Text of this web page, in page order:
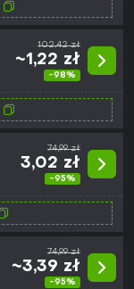
102,42 zł
~1,22 zł
-98%
74,99 zł
3,02 zł
-95%
74,99 zł
~3,39 zł
-95%